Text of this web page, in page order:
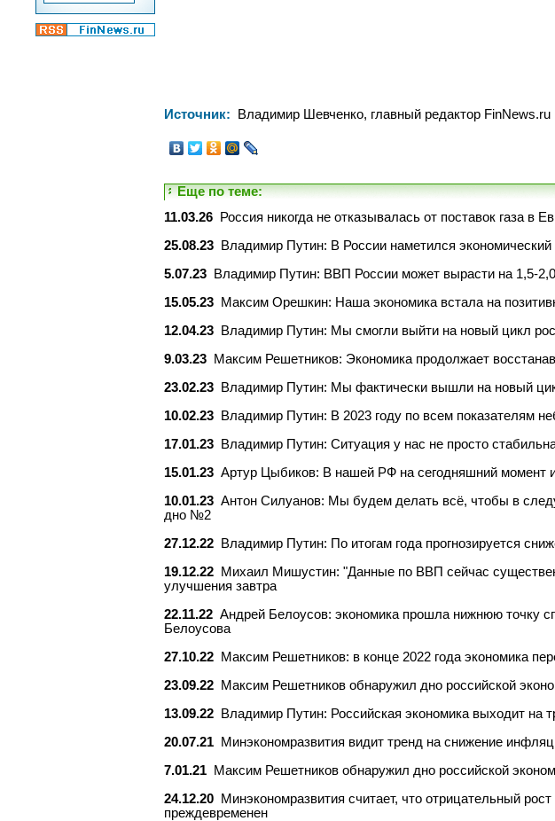
Источник: Владимир Шевченко, главный редактор FinNews.ru
Еще по теме:
11.03.26
Россия никогда не отказывалась от поставок газа в
25.08.23
Владимир Путин: В России наметился
5.07.23
Владимир Путин: ВВП России может вырасти на 1,5-
15.05.23
Максим Орешкин: Наша экономика встала на
12.04.23
Владимир Путин: Мы смогли выйти на новый цикл
9.03.23
Максим Решетников: Экономика продолжает
23.02.23
Владимир Путин: Мы фактически вышли на новый
10.02.23
Владимир Путин: В 2023 году по всем показателям
17.01.23
Владимир Путин: Ситуация у нас не просто
15.01.23 Артур Цыбиков: В нашей РФ на сегодняшний момент
10.01.23 Антон Силуанов: Мы будем делать всё, чтобы в
дно №2
27.12.22
Владимир Путин: По итогам года прогнозируется
19.12.22
Михаил Мишустин: "Данные по ВВП сейчас
улучшения завтра
22.11.22 Андрей Белоусов: экономика прошла нижнюю точку
Белоусова
27.10.22
Максим Решетников: в конце 2022 года экономика
23.09.22
Максим Решетников обнаружил дно российской
13.09.22
Владимир Путин: Российская экономика выходит на
20.07.21
Минэкономразвития видит тренд на снижение
7.01.21
Максим Решетников обнаружил дно российской
24.12.20
Минэкономразвития считает, что отрицательный
преждевременен